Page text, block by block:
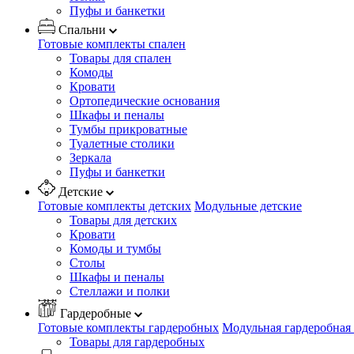
Пуфы и банкетки
Спальни
Готовые комплекты спален
Товары для спален
Комоды
Кровати
Ортопедические основания
Шкафы и пеналы
Тумбы прикроватные
Туалетные столики
Зеркала
Пуфы и банкетки
Детские
Готовые комплекты детских Модульные детские
Товары для детских
Кровати
Комоды и тумбы
Столы
Шкафы и пеналы
Стеллажи и полки
Гардеробные
Готовые комплекты гардеробных Модульная
Товары для гардеробных